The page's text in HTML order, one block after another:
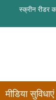
स्क्रीन रीडर
मीडिया सुविधाएं